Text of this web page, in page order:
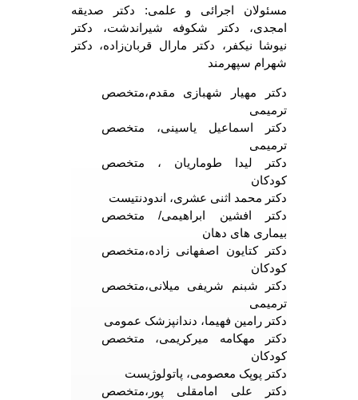
مسئولان اجرائی و علمی: دکتر صدیقه
امجدی، دکتر شکوفه شیراندشت، دکتر
نیوشا نیکفر، دکتر مارال قربان‌زاده، دکتر
شهرام سپهرمند
دکتر مهیار شهبازی مقدم،متخصص
ترمیمی
دکتر اسماعیل یاسینی، متخصص
ترمیمی
دکتر لیدا طوماریان ، متخصص
کودکان
دکتر محمد اثنی عشری، اندودنتیست
دکتر افشین ابراهیمی/ متخصص
بیماری های دهان
دکتر کتایون اصفهانی زاده،متخصص
کودکان
دکتر شبنم شریفی میلانی،متخصص
ترمیمی
دکتر رامین فهیما، دندانپزشک عمومی
دکتر مهکامه میرکریمی، متخصص
کودکان
دکتر پوپک معصومی، پاتولوژیست
دکتر علی امامقلی پور،متخصص